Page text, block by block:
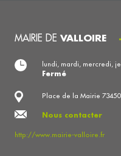
MAIRIE DE VALLOIRE
Place de la Mairie
Nous contacter
http://www.mairie-valloire.fr
lundi, mardi, mercredi,
Fermé